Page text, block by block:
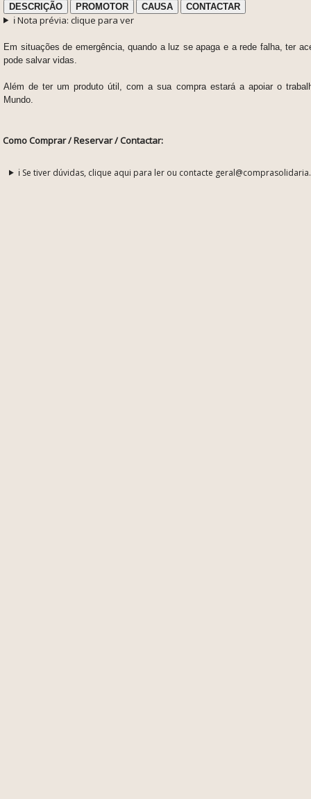
DESCRIÇÃO PROMOTOR CAUSA CONTACTAR
ℹ️ Nota prévia: clique para ver
Em situações de emergência, quando a luz se apaga e a rede falha, ter
pode salvar vidas.
Além de ter um produto útil, com a sua compra estará a apoiar o
Mundo.
Como Comprar / Reservar / Contactar:
ℹ️ Se tiver dúvidas, clique aqui para ler ou contacte